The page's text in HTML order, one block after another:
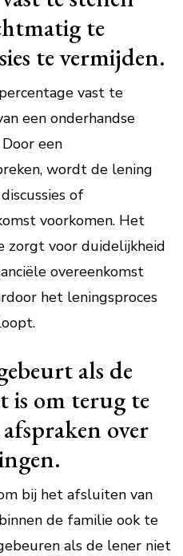
te
te vermijden.
vast te
een onderhandse
een
wordt de lening
of
voorkomen. Het
zorgt voor duidelijkheid
overeenkomst
het leningsproces
als de
is om terug te
over
bij het afsluiten van
de familie ook te
als de lener niet